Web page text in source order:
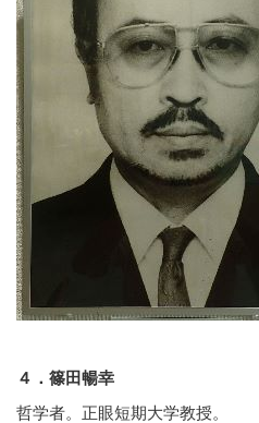
４．篠田暢幸
哲学者。正眼短期大学教授。